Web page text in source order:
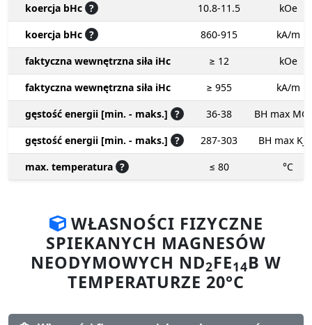
koercja bHc ? 10.8-11.5
kOe
koercja bHc ? 860-915
kA/m
faktyczna wewnętrzna siła iHc
≥ 12
kOe
faktyczna wewnętrzna siła iHc
≥ 955
kA/m
gęstość energii [min. - maks.] ? 36-38
BH max
gęstość energii [min. - maks.] ? 287-303
BH max
max. temperatura ? ≤ 80 °C
WŁASNOŚCI FIZYCZNE
SPIEKANYCH MAGNESÓW
NEODYMOWYCH ND2FE14B W
TEMPERATURZE 20°C